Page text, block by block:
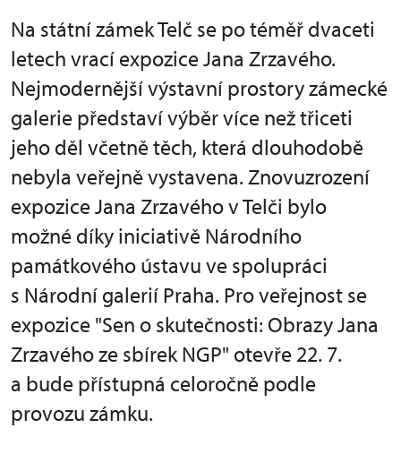
Na státní zámek Telč se po téměř dvaceti
letech vrací expozice Jana Zrzavého.
Nejmodernější výstavní prostory zámecké
galerie představí výběr více než třiceti
jeho děl včetně těch, která dlouhodobě
nebyla veřejně vystavena. Znovuzrození
expozice Jana Zrzavého v Telči bylo
možné díky iniciativě Národního
památkového ústavu ve spolupráci
s Národní galerií Praha. Pro veřejnost se
expozice "Sen o skutečnosti: Obrazy Jana
Zrzavého ze sbírek NGP" otevře 22. 7.
a bude přístupná celoročně podle
provozu zámku.